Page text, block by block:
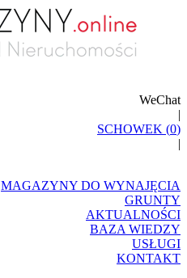
WeChat
|
SCHOWEK (0)
|
MAGAZYNY DO WYNAJĘCIA
GRUNTY
AKTUALNOŚCI
BAZA WIEDZY
USŁUGI
KONTAKT